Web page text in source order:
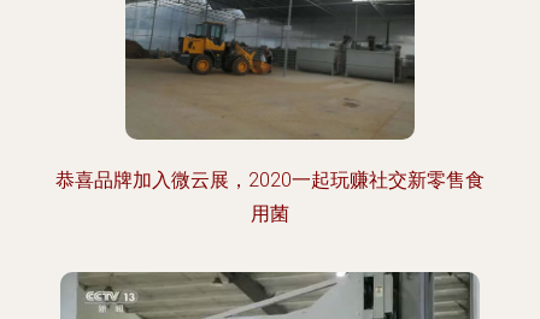
恭喜品牌加入微云展，2020一起玩赚社交新零售食
用菌